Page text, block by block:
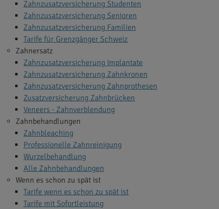
Zahnzusatzversicherung Studenten
Zahnzusatzversicherung Senioren
Zahnzusatzversicherung Familien
Tarife für Grenzgänger Schweiz
Zahnersatz
Zahnzusatzversicherung Implantate
Zahnzusatzversicherung Zahnkronen
Zahnzusatzversicherung Zahnprothesen
Zusatzversicherung Zahnbrücken
Veneers - Zahnverblendung
Zahnbehandlungen
Zahnbleaching
Professionelle Zahnreinigung
Wurzelbehandlung
Alle Zahnbehandlungen
Wenn es schon zu spät ist
Tarife wenn es schon zu spät ist
Tarife mit Sofortleistung